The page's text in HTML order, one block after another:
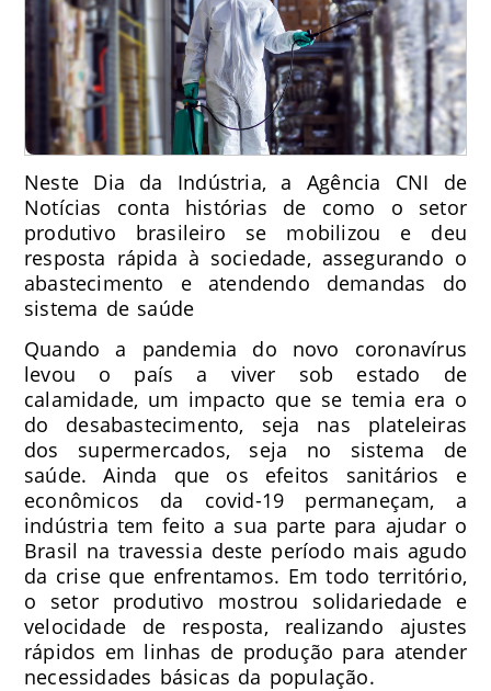
Neste Dia da Indústria, a Agência CNI de
Notícias conta histórias de como o setor
produtivo brasileiro se mobilizou e deu
resposta rápida à sociedade, assegurando o
abastecimento e atendendo demandas do
sistema de saúde
Quando a pandemia do novo coronavírus
levou o país a viver sob estado de
calamidade, um impacto que se temia era o
do desabastecimento, seja nas plateleiras
dos supermercados, seja no sistema de
saúde. Ainda que os efeitos sanitários e
econômicos da covid-19 permaneçam, a
indústria tem feito a sua parte para ajudar o
Brasil na travessia deste período mais agudo
da crise que enfrentamos. Em todo território,
o setor produtivo mostrou solidariedade e
velocidade de resposta, realizando ajustes
rápidos em linhas de produção para atender
necessidades básicas da população.